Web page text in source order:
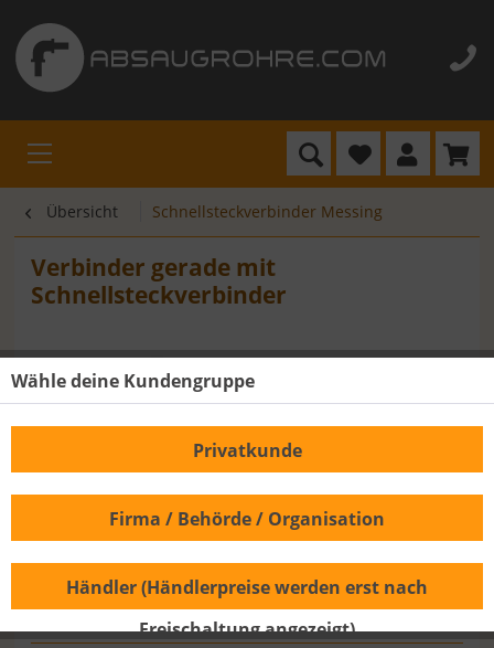
Übersicht Schnellsteckverbinder Messing
Verbinder gerade mit
Schnellsteckverbinder
5,48 € *
Wähle deine Kundengruppe
Privatkunde
Firma / Behörde / Organisation
Händler (Händlerpreise werden erst nach
Freischaltung angezeigt)